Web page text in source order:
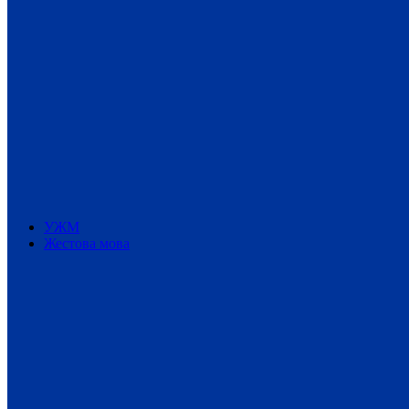
УЖМ
Жестова мова